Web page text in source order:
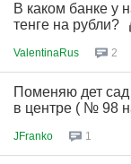
В каком банке у
тенге на рубли?
ValentinaRus 2
Поменяю дет
в центре ( № 98
JFranko 1